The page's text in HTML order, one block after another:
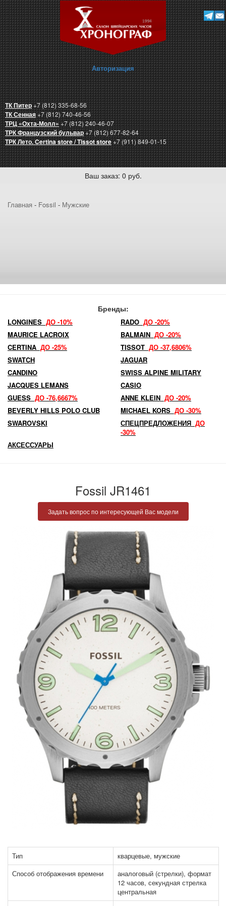
Авторизация
ТК Питер+7 (812) 335-68-56
ТК Сенная+7 (812) 740-46-56
ТРЦ «Охта-Молл»+7 (812) 240-46-07
ТРК Французский бульвар+7 (812) 677-82-64
ТРК Лето. Certina store / Tissot store+7 (911) 849-01-15
Ваш заказ: 0 руб.
Главная - Fossil - Мужские
Бренды:
LONGINES ДО -10% RADO ДО -20%
MAURICE LACROIX
BALMAIN ДО -20%
CERTINA ДО -25% TISSOT ДО -37,6806%
SWATCH
JAGUAR
CANDINO
SWISS ALPINE MILITARY
JACQUES LEMANS
CASIO
GUESS ДО -76,6667% ANNE KLEIN ДО -20%
BEVERLY HILLS POLO CLUB
MICHAEL KORS ДО -30%
SWAROVSKI
СПЕЦПРЕДЛОЖЕНИЯ ДО
-30%
АКСЕССУАРЫ
Fossil JR1461
Задать вопрос по интересующей Вас модели
Тип
кварцевые, мужские
Способ отображения времени
аналоговый (стрелки), формат
12 часов, секундная стрелка
центральная